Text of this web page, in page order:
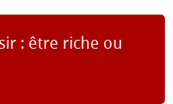
: être riche ou